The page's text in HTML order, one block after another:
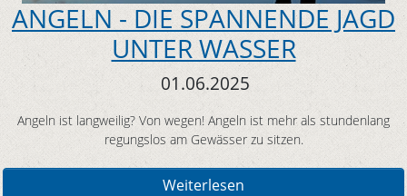
ANGELN - DIE SPANNENDE JAGD
UNTER WASSER
01.06.2025
Angeln ist langweilig? Von wegen! Angeln ist mehr als stundenlang
regungslos am Gewässer zu sitzen.
Weiterlesen